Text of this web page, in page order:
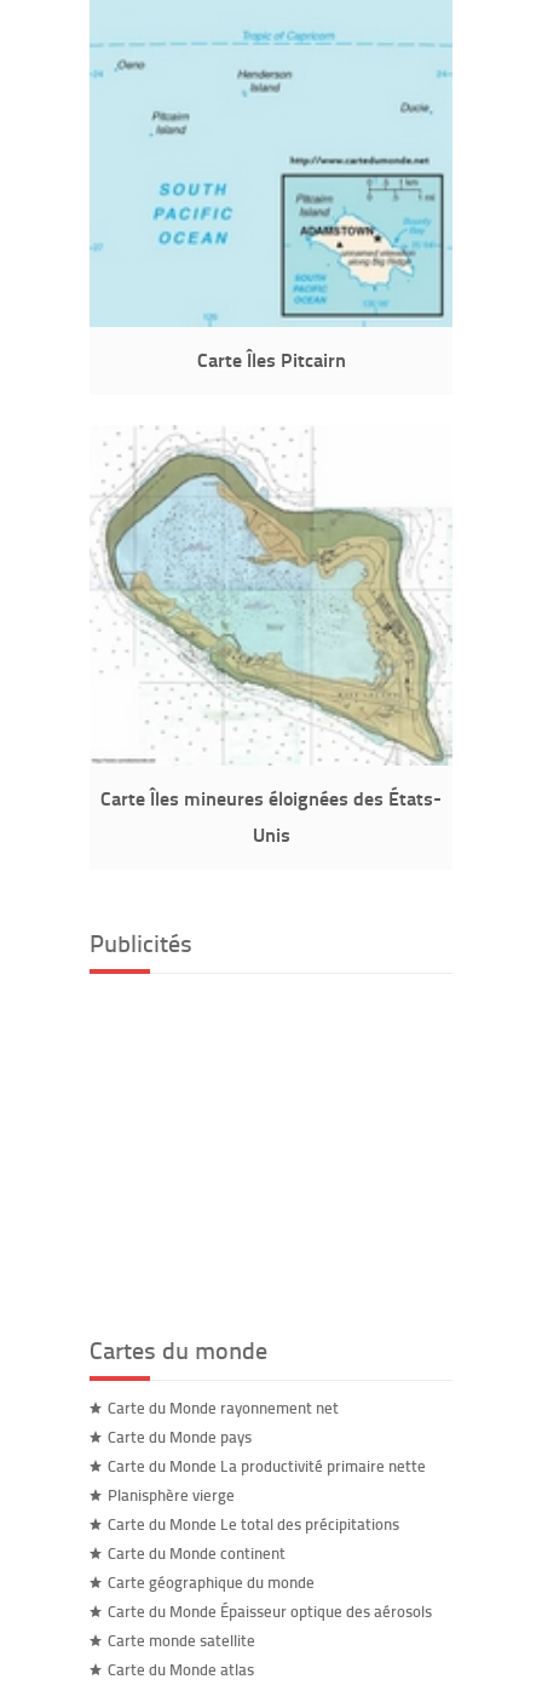
Carte Îles Pitcairn
Carte Îles mineures éloignées des États-
Unis
Publicités
Cartes du monde
Carte du Monde rayonnement net
Carte du Monde pays
Carte du Monde La productivité primaire nette
Planisphère vierge
Carte du Monde Le total des précipitations
Carte du Monde continent
Carte géographique du monde
Carte du Monde Épaisseur optique des aérosols
Carte monde satellite
Carte du Monde atlas